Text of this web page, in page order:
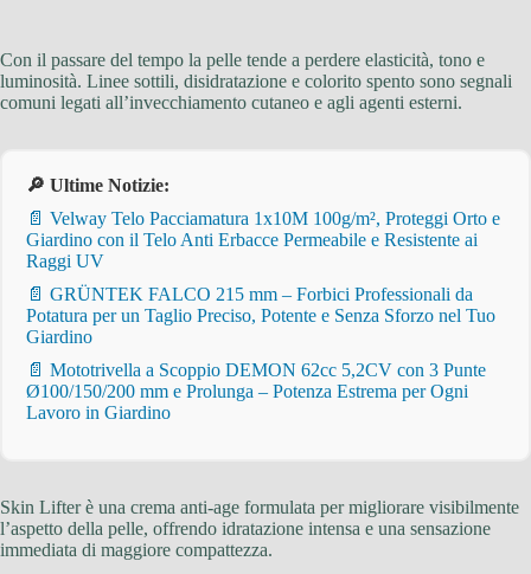
Con il passare del tempo la pelle tende a perdere elasticità, tono e
luminosità. Linee sottili, disidratazione e colorito spento sono segnali
comuni legati all’invecchiamento cutaneo e agli agenti esterni.
🔎 Ultime Notizie:
📄 Velway Telo Pacciamatura 1x10M 100g/m², Proteggi Orto e
Giardino con il Telo Anti Erbacce Permeabile e Resistente ai
Raggi UV
📄 GRÜNTEK FALCO 215 mm – Forbici Professionali da
Potatura per un Taglio Preciso, Potente e Senza Sforzo nel Tuo
Giardino
📄 Mototrivella a Scoppio DEMON 62cc 5,2CV con 3 Punte
Ø100/150/200 mm e Prolunga – Potenza Estrema per Ogni
Lavoro in Giardino
Skin Lifter è una crema anti-age formulata per migliorare visibilmente
l’aspetto della pelle, offrendo idratazione intensa e una sensazione
immediata di maggiore compattezza.